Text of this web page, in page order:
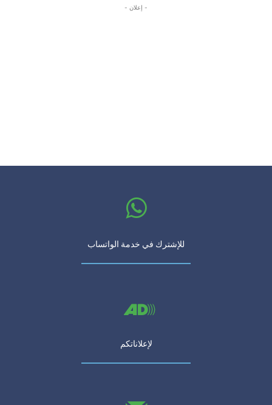
- إعلان -
للإشترك في خدمة الواتساب
لإعلاناتكم